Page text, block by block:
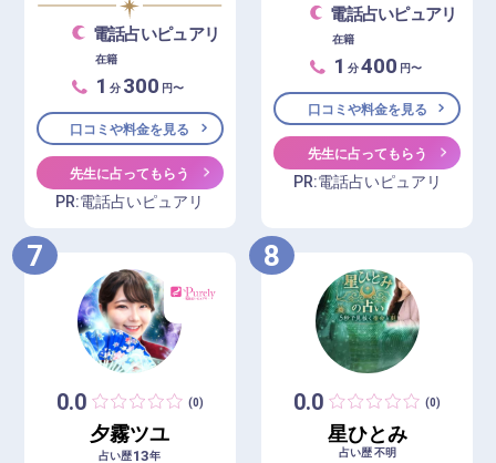
電話占いピュアリ
在籍
1 分 300 円〜
口コミや料金を見る
先生に占ってもらう
PR:電話占いピュアリ
電話占いピュアリ
在籍
1 分400 円〜
口コミや料金を見る
先生に占ってもらう
PR:電話占いピュアリ
7
0.0 (0)
夕霧ツユ
占い歴13年
8
0.0 (0)
星ひとみ
占い歴 不明